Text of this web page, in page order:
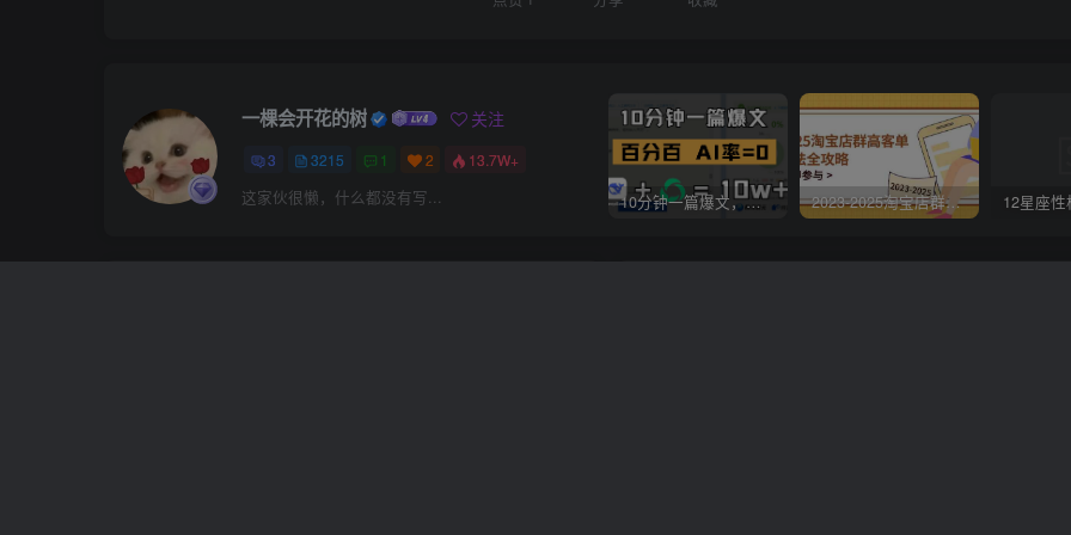
一棵会开花的树 关注
3 3215 1 2 13.7W+
这家伙很懒，什么都没有写... 10分钟一篇爆文，百分百 AI率=0，用deepseek轻松玩转公众号爆文项目 2023-2025淘宝店群运营，涵盖C店/天猫店群两大赛道，帮你掌握全周期运营打法